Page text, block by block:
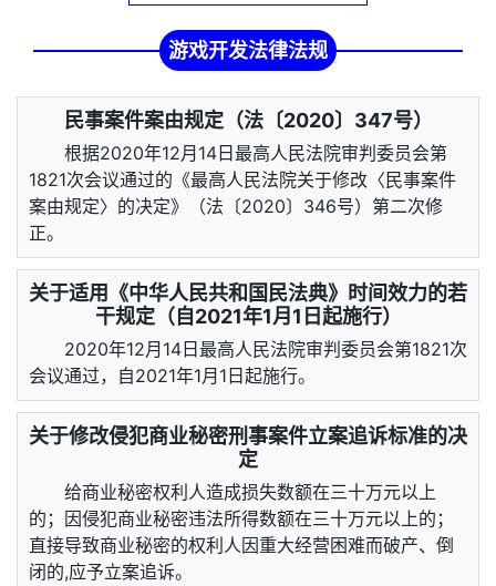
游戏开发法律法规
民事案件案由规定（法〔2020〕347号）
根据2020年12月14日最高人民法院审判委员会第
1821次会议通过的《最高人民法院关于修改〈民事案件
案由规定〉的决定》（法〔2020〕346号）第二次修
正。
关于适用《中华人民共和国民法典》时间效力的若
干规定（自2021年1月1日起施行）
2020年12月14日最高人民法院审判委员会第1821次
会议通过，自2021年1月1日起施行。
关于修改侵犯商业秘密刑事案件立案追诉标准的决
定
给商业秘密权利人造成损失数额在三十万元以上
的；因侵犯商业秘密违法所得数额在三十万元以上的；
直接导致商业秘密的权利人因重大经营困难而破产、倒
闭的,应予立案追诉。